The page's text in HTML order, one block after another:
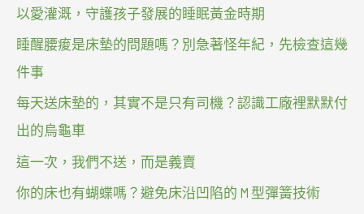
以愛灌溉，守護孩子發展的睡眠黃金時期
睡醒腰痠是床墊的問題嗎？別急著怪年紀，先檢查這幾
件事
每天送床墊的，其實不是只有司機？認識工廠裡默默付
出的烏龜車
這一次，我們不送，而是義賣
你的床也有蝴蝶嗎？避免床沿凹陷的 M 型彈簧技術